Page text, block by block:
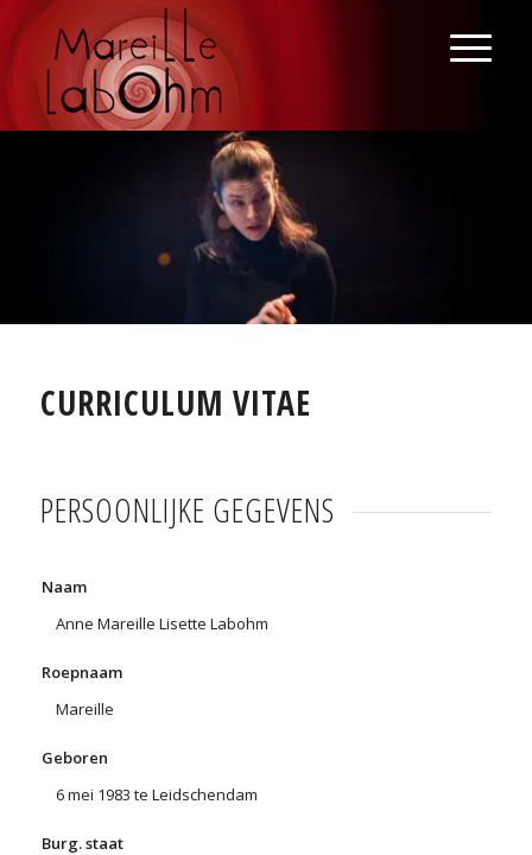
CURRICULUM VITAE
PERSOONLIJKE GEGEVENS
Naam
Anne Mareille Lisette Labohm
Roepnaam
Mareille
Geboren
6 mei 1983 te Leidschendam
Burg. staat